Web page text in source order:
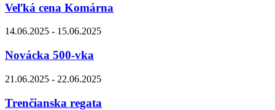
Veľká cena Komárna
14.06.2025 - 15.06.2025
Novácka 500-vka
21.06.2025 - 22.06.2025
Trenčianska regata